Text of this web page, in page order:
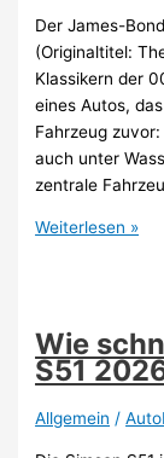
2?
Der James-
(Originaltitel:
Klassikern der
eines Autos,
Fahrzeug
auch unter
zentrale
Welches
Bond
in
„Der
Spion,
Weiterlesen »
Wie
S51
Allgemein /